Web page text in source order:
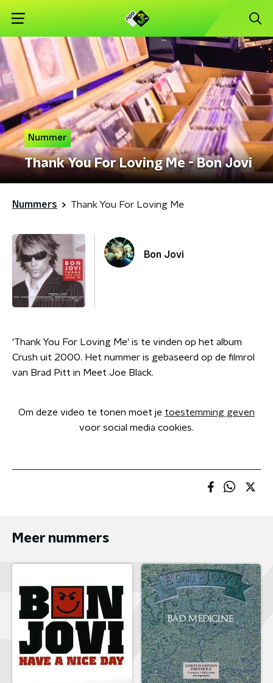
Nummer
Thank You For Loving Me - Bon Jovi
Nummers Thank You For Loving Me
Bon Jovi
'Thank You For Loving Me' is te vinden op het album
Crush uit 2000. Het nummer is gebaseerd op de filmrol
van Brad Pitt in Meet Joe Black.
Om deze video te tonen moet je toestemming geven
voor social media cookies.
Meer nummers